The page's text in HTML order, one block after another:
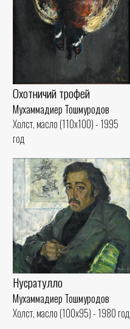
Охотничий трофей
Мухаммадиер Тошмуродов
Холст, масло (110x100) - 1995
год
Нусратулло
Мухаммадиер Тошмуродов
Холст, масло (100x95) - 1980 год